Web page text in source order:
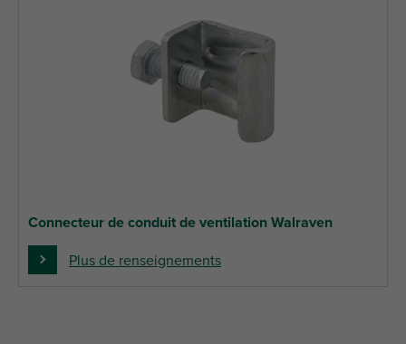
Connecteur de conduit de ventilation Walraven
Plus de renseignements